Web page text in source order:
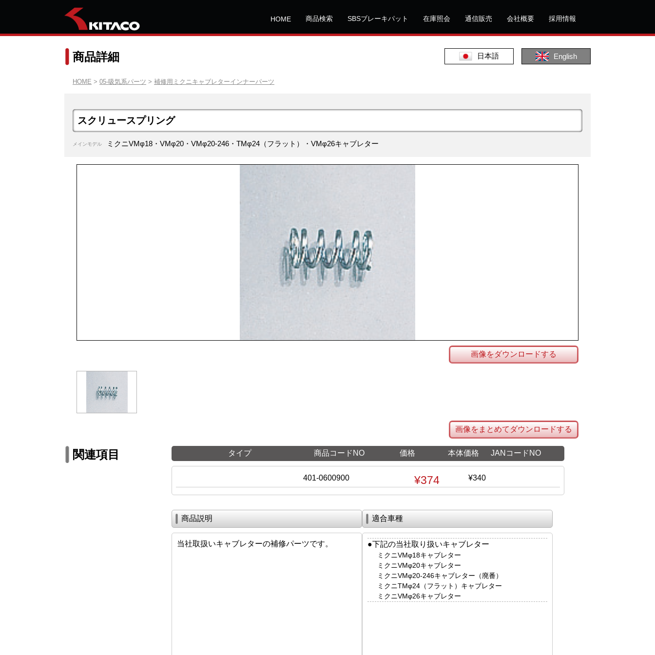
HOME 商品検索 SBSブレーキパット 在庫照会 通信販売 会社概要 採用情報
日本語 English
商品詳細
HOME > 05-吸気系パーツ > 補修用ミクニキャブレターインナーパーツ
スクリュースプリング
メインモデル ミクニVMφ18・VMφ20・VMφ20-246・TMφ24（フラット）・VMφ26キャブレター
画像をダウンロードする
画像をまとめてダウンロードする
関連項目 タイプ 商品コードNO 価格 本体価格 JANコードNO
401-0600900 ¥374 ¥340
商品説明
当社取扱いキャブレターの補修パーツです。
適合車種
●下記の当社取り扱いキャブレター
ミクニVMφ18キャブレター
ミクニVMφ20キャブレター
ミクニVMφ20-246キャブレター（廃番）
ミクニTMφ24（フラット）キャブレター
ミクニVMφ26キャブレター